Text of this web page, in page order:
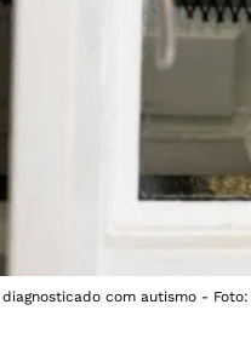
com autismo - Foto: